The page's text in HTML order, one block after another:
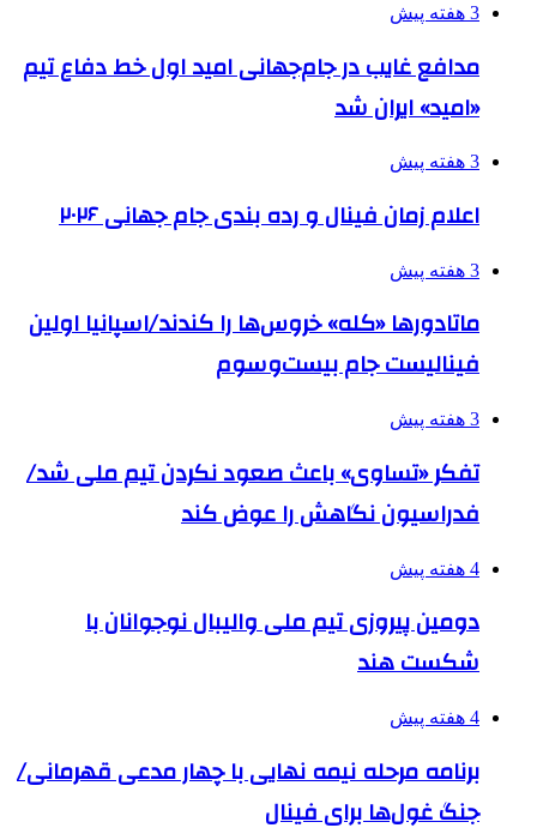
3 هفته پیش
مدافع غایب در جام‌جهانی امید اول خط دفاع تیم
«امید» ایران شد
3 هفته پیش
اعلام زمان فینال و رده بندی جام جهانی ۲۰۲۶
3 هفته پیش
ماتادورها «کله» خروس‌ها را کندند/اسپانیا اولین
فینالیست جام بیست‌وسوم
3 هفته پیش
تفکر «تساوی» باعث صعود نکردن تیم ملی شد/
فدراسیون نگاهش را عوض کند
4 هفته پیش
دومین پیروزی تیم ملی والیبال نوجوانان با
شکست هند
4 هفته پیش
برنامه مرحله نیمه نهایی با چهار مدعی قهرمانی/
جنگ غول‌ها برای فینال